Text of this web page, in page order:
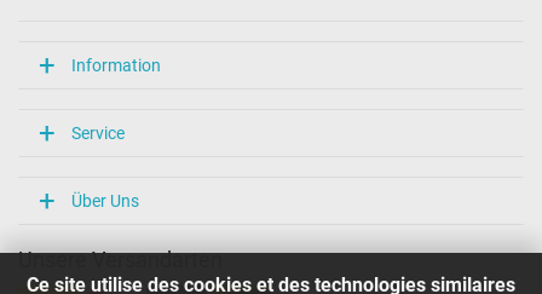
Ce site utilise des cookies et des technologies similaires
Information
Service
Über Uns
Unsere Versandarten